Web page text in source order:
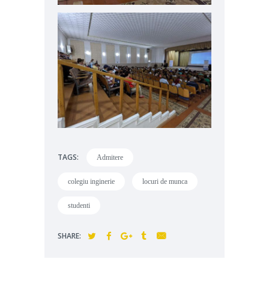
TAGS: Admitere
colegiu inginerie locuri de munca
studenti
SHARE: